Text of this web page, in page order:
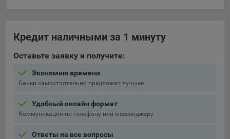
Рекламные Cookie
Отключение рекламных cookie-файлы не позволит
принимать меры по совершенствованию работы
Сайта, исходя из предпочтений пользователя, а также
материалов по наиболее актуальному, подходящему
назначению для каждого конкретного пользователя.
Компании, которым мы поручаем обработку данных для
Кредит наличными за 1 минуту
Оставьте заявку и получите:
Экономию времени
Банки самостоятельно предложат лучшее
Удобный онлайн формат
Коммуникация по телефону или мессенджеру
Ответы на все вопросы